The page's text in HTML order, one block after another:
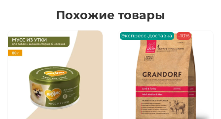
Похожие товары
Экспресс-доставка -10%